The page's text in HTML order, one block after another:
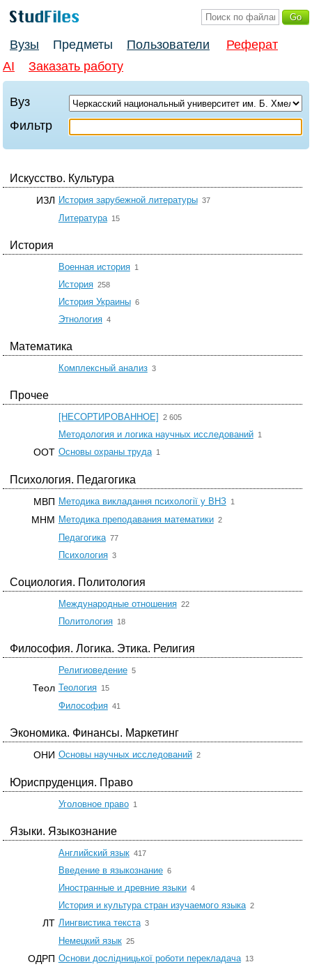
Вузы Предметы Пользователи
Реферат
AI
Заказать работу
Вуз
Фильтр
Искусство. Культура
ИЗЛ История зарубежной литературы 37
Литература 15
История
Военная история 1
История 258
История Украины 6
Этнология 4
Математика
Комплексный анализ 3
Прочее
[НЕСОРТИРОВАННОЕ] 2 605
Методология и логика научных исследований 1
ООТ Основы охраны труда 1
Психология. Педагогика
МВП Методика викладання психології у ВНЗ 1
МНМ Методика преподавания математики 2
Педагогика 77
Психология 3
Социология. Политология
Международные отношения 22
Политология 18
Философия. Логика. Этика. Религия
Религиоведение 5
Теол Теология 15
Философия 41
Экономика. Финансы. Маркетинг
ОНИ Основы научных исследований 2
Юриспруденция. Право
Уголовное право 1
Языки. Языкознание
Английский язык 417
Введение в языкознание 6
Иностранные и древние языки 4
История и культура стран изучаемого языка 2
ЛТ Лингвистика текста 3
Немецкий язык 25
ОДРП Основи дослідницької роботи перекладача 13